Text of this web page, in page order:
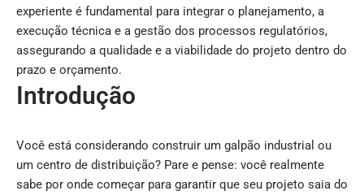
experiente é fundamental para integrar o planejamento, a
execução técnica e a gestão dos processos regulatórios,
assegurando a qualidade e a viabilidade do projeto dentro do
prazo e orçamento.
Introdução
Você está considerando construir um galpão industrial ou
um centro de distribuição? Pare e pense: você realmente
sabe por onde começar para garantir que seu projeto saia do